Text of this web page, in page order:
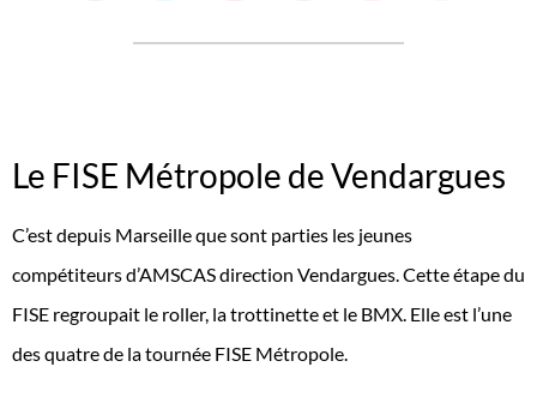
Le FISE Métropole de Vendargues
C’est depuis Marseille que sont parties les jeunes
compétiteurs d’AMSCAS direction Vendargues. Cette étape du
FISE regroupait le roller, la trottinette et le BMX. Elle est l’une
des quatre de la tournée FISE Métropole.